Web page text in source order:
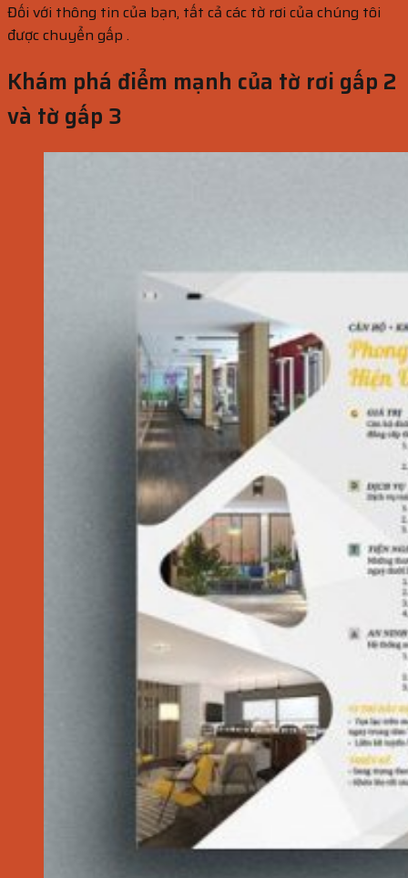
Đối với thông tin của bạn, tất cả các tờ rơi của chúng tôi
được chuyển gấp .
Khám phá điểm mạnh của tờ rơi gấp 2
và tờ gấp 3